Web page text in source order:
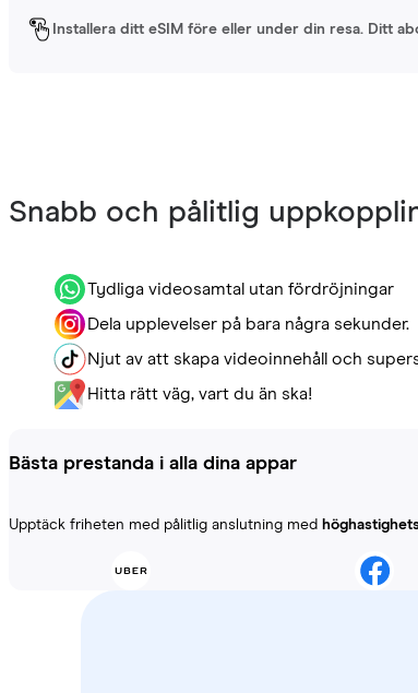
Installera ditt eSIM före eller under din resa. Ditt
Snabb och pålitlig
Tydliga videosamtal utan fördröjningar
Dela upplevelser på bara några sekunder.
Njut av att skapa videoinnehåll och
Hitta rätt väg, vart du än ska!
Bästa prestanda i alla dina appar
Upptäck friheten med pålitlig anslutning med